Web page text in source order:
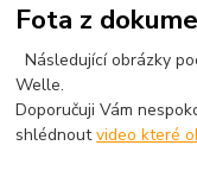
Fota z
Následující obrázky
Welle.
Doporučuji Vám
shlédnoutvideo které